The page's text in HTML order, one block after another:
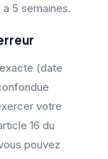
5 semaines.
(date
votre
16 du
pouvez